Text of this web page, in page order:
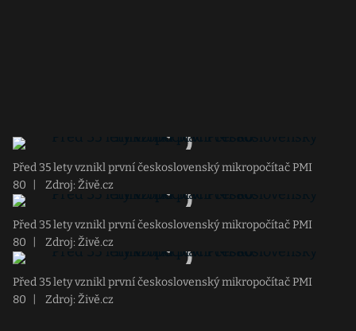
Před 35 lety vznikl první československý mikropočítač PMI
80
Zdroj: Živě.cz
Před 35 lety vznikl první československý mikropočítač PMI
80
Zdroj: Živě.cz
Před 35 lety vznikl první československý mikropočítač PMI
80
Zdroj: Živě.cz